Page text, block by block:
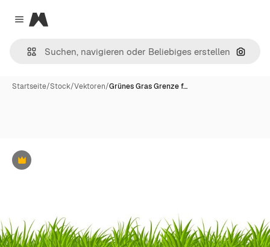
Close menu
Magnific
Nach
Startseite/Stock/Vektoren/Grünes Gras Grenze f…
Premium